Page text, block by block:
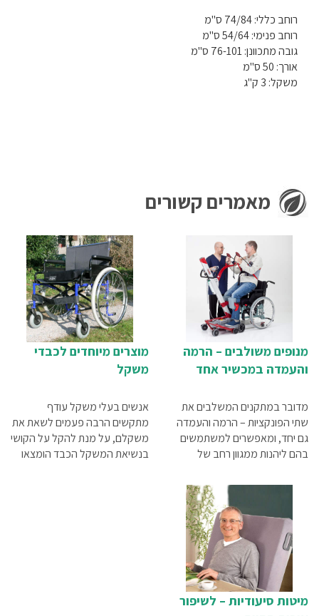
רוחב כללי: 74/84 ס"מ
רוחב פנימי: 54/64 ס"מ
גובה מתכוונן: 76-101 ס"מ
אורך: 50 ס"מ
משקל: 3 ק"ג
מאמרים קשורים
מנופים משולבים – הרמה
והעמדה במכשיר אחד
מדובר במתקנים המשלבים את
שתי הפונקציות – הרמה והעמדה
גם יחד, ומאפשרים למשתמשים
בהם ליהנות ממגוון רחב של
על יתרונותיהם של מנופים
מוצרים מיוחדים לכבדי
משקל
אנשים בעלי משקל עודף
מתקשים הרבה פעמים לשאת את
משקלם, על מנת להקל על הקושי
בנשיאת המשקל הכבד הומצאו
מיטות סיעודיות – לשיפור